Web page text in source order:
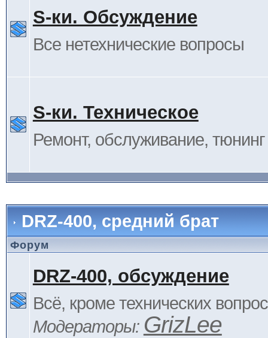
S-ки. Обсуждение
Все нетехнические вопросы
S-ки. Техническое
Ремонт, обслуживание, тюнинг
DRZ-400, средний брат
Форум
DRZ-400, обсуждение
Всё, кроме технических
Модераторы: GrizLee